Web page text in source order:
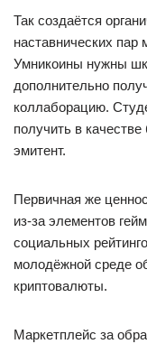
Так создаётся
наставнических
Умникоины нужны
дополнительно
коллаборацию.
получить в качестве
эмитент.
Первичная же
из-за элементов
социальных
молодёжной среде
криптовалюты.
Маркетплейс за